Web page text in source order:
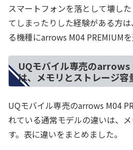
スマートフォンを落として壊し
てしまったりした経験がある方
る機種にarrows M04 PREMIUM
UQモバイル専売のarrows
は、メモリとストレージ容
UQモバイル専売のarrows M04
れている通常モデルの違いは、
す。表に違いをまとめました。